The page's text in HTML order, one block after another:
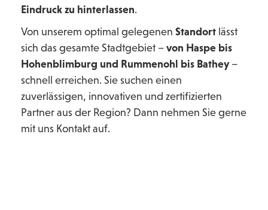
Eindruck zu hinterlassen.
Von unserem optimal gelegenen Standort lässt
sich das gesamte Stadtgebiet – von Haspe bis
Hohenblimburg und Rummenohl bis Bathey –
schnell erreichen. Sie suchen einen
zuverlässigen, innovativen und zertifizierten
Partner aus der Region? Dann nehmen Sie gerne
mit uns Kontakt auf.